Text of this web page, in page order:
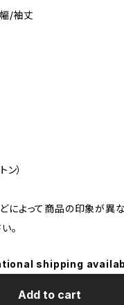
/袖丈
）
によって商品の印象が異
。
shipping
Add to cart